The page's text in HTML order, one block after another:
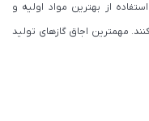
از بهترین مواد اولیه و
مهمترین اجاق گازهای تولید